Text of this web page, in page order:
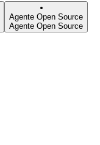
Agente Open Source
Agente Open Source